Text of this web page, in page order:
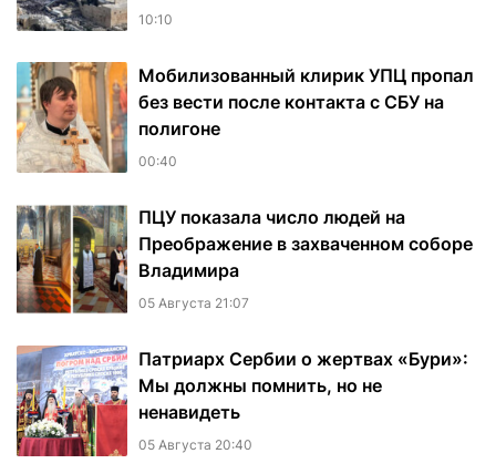
10:10
Мобилизованный клирик УПЦ пропал
без вести после контакта с СБУ на
полигоне
00:40
ПЦУ показала число людей на
Преображение в захваченном соборе
Владимира
05 Августа 21:07
Патриарх Сербии о жертвах «Бури»:
Мы должны помнить, но не
ненавидеть
05 Августа 20:40